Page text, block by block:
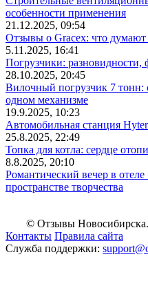
особенности применения
21.12.2025, 09:54
Отзывы о Gracex: что думают
5.11.2025, 16:41
Погрузчики:
28.10.2025, 20:45
Вилочный погрузчик 7 тонн:
одном механизме
19.9.2025, 10:23
Автомобильная станция
25.8.2025, 22:49
Топка для котла: сердце
8.8.2025, 20:10
Романтический вечер в
пространстве творчества
© Отзывы Новосибирска.
Контакты Правила сайта
Служба поддержки: